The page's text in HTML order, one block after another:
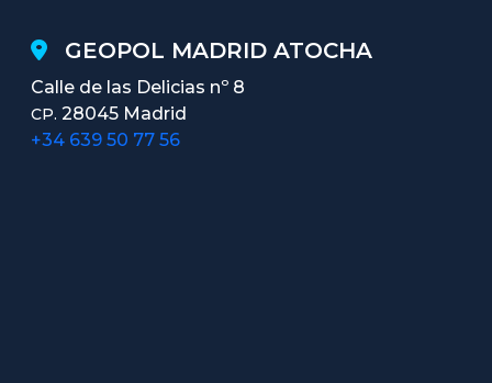
GEOPOL MADRID ATOCHA
Calle de las Delicias nº 8
CP. 28045 Madrid
+34 639 50 77 56